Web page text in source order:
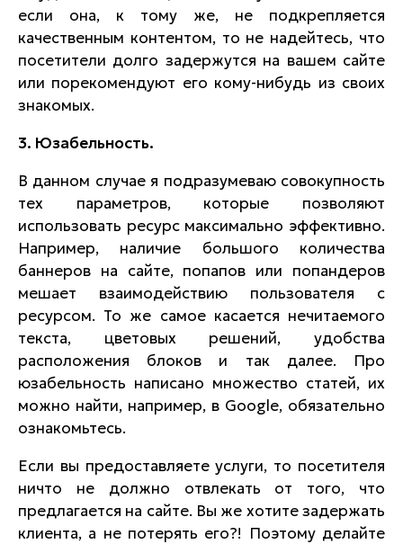
если она, к тому же, не подкрепляется
качественным контентом, то не надейтесь, что
посетители долго задержутся на вашем сайте
или порекомендуют его кому-нибудь из своих
знакомых.
3. Юзабельность.
В данном случае я подразумеваю совокупность
тех параметров, которые позволяют
использовать ресурс максимально эффективно.
Например, наличие большого количества
баннеров на сайте, попапов или попандеров
мешает взаимодействию пользователя с
ресурсом. То же самое касается нечитаемого
текста, цветовых решений, удобства
расположения блоков и так далее. Про
юзабельность написано множество статей, их
можно найти, например, в Google, обязательно
ознакомьтесь.
Если вы предоставляете услуги, то посетителя
ничто не должно отвлекать от того, что
предлагается на сайте. Вы же хотите задержать
клиента, а не потерять его?! Поэтому делайте